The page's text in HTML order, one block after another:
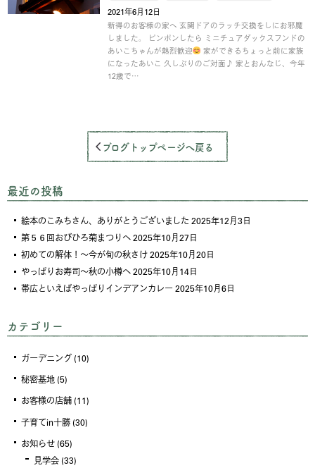
2021年6月12日
新得のお客様の家へ 玄関ドアのラッチ交換をしにお邪魔
しました。 ピンポンしたら ミニチュアダックスフンドの
あいこちゃんが熱烈歓迎
家ができるちょっと前に家族
になったあいこ 久しぶりのご対面♪ 家とおんなじ、今年
12歳で…
ブログトップページへ戻る
最近の投稿
絵本のこみちさん、ありがとうございました 2025年12月3日
第５６回おびひろ菊まつりへ2025年10月27日
初めての解体！～今が旬の秋さけ2025年10月20日
やっぱりお寿司～秋の小樽へ2025年10月14日
帯広といえばやっぱりインデアンカレー2025年10月6日
カテゴリー
ガーデニング (10)
秘密基地 (5)
お客様の店舗 (11)
子育てin十勝 (30)
お知らせ (65)
見学会 (33)